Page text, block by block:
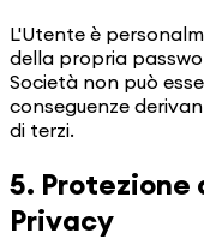
L'Utente è
della propria
Società non può
conseguenze
di terzi.
5. Protezione
Privacy